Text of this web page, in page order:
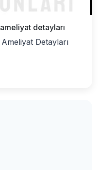
detayları
Detayları